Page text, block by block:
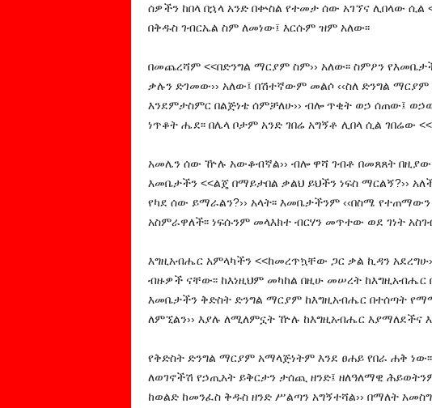
ሰዎችን ከበላ በኋላ አንድ በቍስል የተመታ ሰው አገኘና ሊበላው ሲል
በቅዱስ ገብርኤል ስም ለመነው፤ እርሱም ዝም አለው፡፡
በመጨረሻም <<በድንግል ማርያም ስም›› አለው፡፡ ስምዖን
ቃሉን ድገመው›› አለው፤ በሽተኛውም መልሶ ‹‹ስለ ድንግል ማርያም
እንደምታስምር በልጅነቴ ሰምቻለሁ›› ብሎ ጥቂት ወኃ ሰጠው፤
ነጥቆት ሔደ፡፡ በሌላ ቦታም አንድ ገበሬ አግኝቶ ሊበላ ሲል ገበሬው
አመሌን ሰው ዅሉ አውቆብኛል›› ብሎ ዋሻ ገብቶ በመጸጸት
እመቤታችን <<ልጄ በማይታበል ቃልህ ይህችን ነፍስ ማርልኝ?››
የካደ ሰው ይማራልን?›› አላት፡፡ እመቤታችንም ‹‹በስሜ
አስምራዋለች፡፡ ነፍሱንም መላእክተ ብርሃን መጥተው ወደ ገነት
እግዚአብሔር አምላካችን <<ከመረጥኳቸው ጋር ቃል ኪዳን
ብዙዎች ናቸው፡፡ ከእነዚህም መካከል በዚሁ መሠረት ከእግዚአብሔር
እመቤታችን ቅድስት ድንግል ማርያም ከእግዚአብሔር በተሰጣት
ለምኚልን›› እያሉ ለሚለምኗት ዅሉ ከእግዚአብሔር እያማለደችና
የቅድስት ድንግል ማርያም አማላጅነትም እንደ ፀሐይ የበራ ሐቅ
ለወገኖችሽ የኃጢአት ይቅርታን ታሰጪ ዘንድ፤ ዘለዓለማዊ
ከወልድ ከመንፈስ ቅዱስ ዘንድ ሥልጣን አግኝተሻል›› በማለት